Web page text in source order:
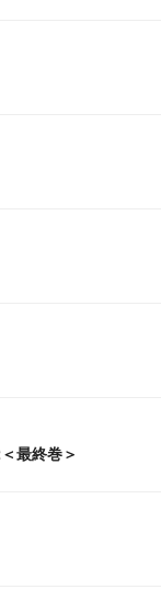
最終巻＞